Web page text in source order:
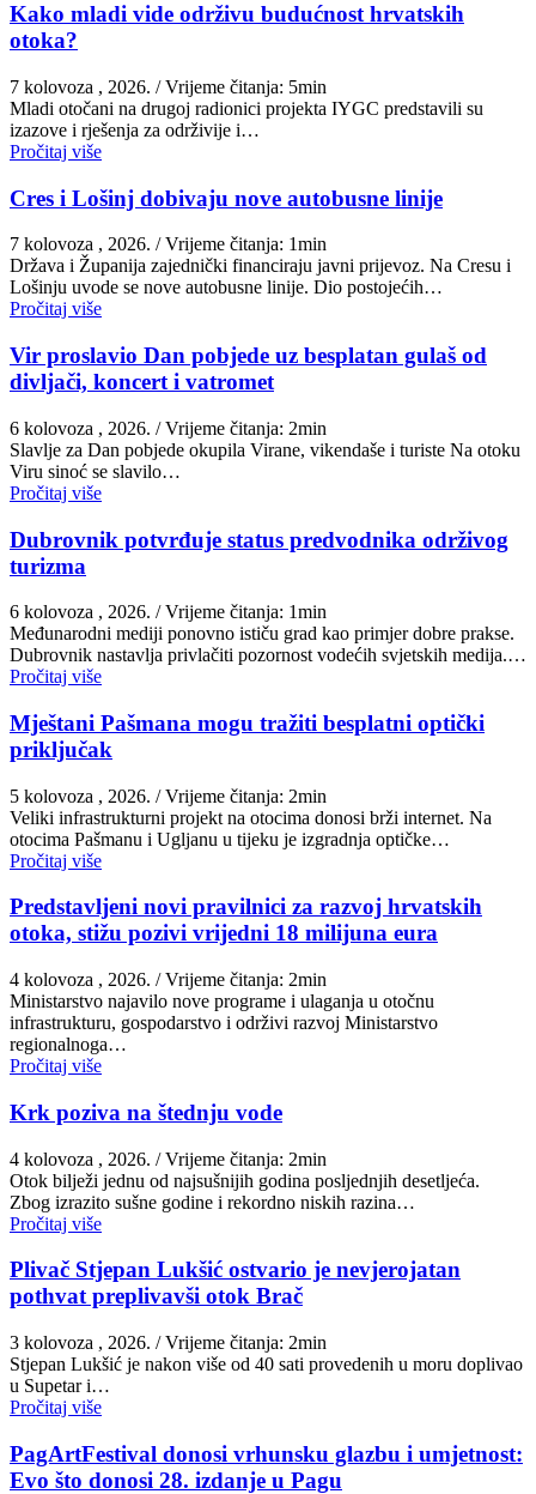
Kako mladi vide održivu budućnost hrvatskih
otoka?
7 kolovoza , 2026. / Vrijeme čitanja: 5min
Mladi otočani na drugoj radionici projekta IYGC predstavili su
izazove i rješenja za održivije i…
Pročitaj više
Cres i Lošinj dobivaju nove autobusne linije
7 kolovoza , 2026. / Vrijeme čitanja: 1min
Država i Županija zajednički financiraju javni prijevoz. Na Cresu i
Lošinju uvode se nove autobusne linije. Dio postojećih…
Pročitaj više
Vir proslavio Dan pobjede uz besplatan gulaš od
divljači, koncert i vatromet
6 kolovoza , 2026. / Vrijeme čitanja: 2min
Slavlje za Dan pobjede okupila Virane, vikendaše i turiste Na otoku
Viru sinoć se slavilo…
Pročitaj više
Dubrovnik potvrđuje status predvodnika održivog
turizma
6 kolovoza , 2026. / Vrijeme čitanja: 1min
Međunarodni mediji ponovno ističu grad kao primjer dobre prakse.
Dubrovnik nastavlja privlačiti pozornost vodećih svjetskih medija.…
Pročitaj više
Mještani Pašmana mogu tražiti besplatni optički
priključak
5 kolovoza , 2026. / Vrijeme čitanja: 2min
Veliki infrastrukturni projekt na otocima donosi brži internet. Na
otocima Pašmanu i Ugljanu u tijeku je izgradnja optičke…
Pročitaj više
Predstavljeni novi pravilnici za razvoj hrvatskih
otoka, stižu pozivi vrijedni 18 milijuna eura
4 kolovoza , 2026. / Vrijeme čitanja: 2min
Ministarstvo najavilo nove programe i ulaganja u otočnu
infrastrukturu, gospodarstvo i održivi razvoj Ministarstvo
regionalnoga…
Pročitaj više
Krk poziva na štednju vode
4 kolovoza , 2026. / Vrijeme čitanja: 2min
Otok bilježi jednu od najsušnijih godina posljednjih desetljeća.
Zbog izrazito sušne godine i rekordno niskih razina…
Pročitaj više
Plivač Stjepan Lukšić ostvario je nevjerojatan
pothvat preplivavši otok Brač
3 kolovoza , 2026. / Vrijeme čitanja: 2min
St​jepan Lukšić je nakon više od 40 sati provedenih u moru doplivao
u Supetar i…
Pročitaj više
PagArtFestival donosi vrhunsku glazbu i umjetnost:
Evo što donosi 28. izdanje u Pagu